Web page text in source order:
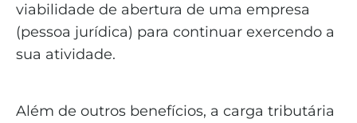
viabilidade de abertura de uma empresa
(pessoa jurídica) para continuar exercendo a
sua atividade.
Além de outros benefícios, a carga tributária